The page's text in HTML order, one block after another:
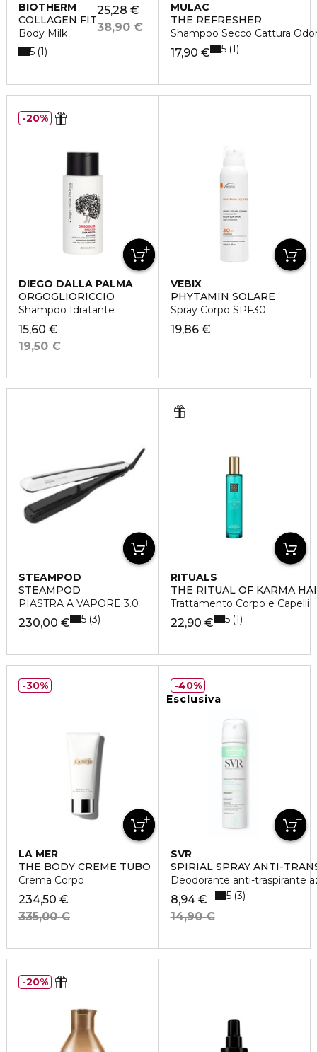
BIOTHERM
COLLAGEN FIT
Body Milk
25,28 €
38,90 €
5 1
MULAC
THE REFRESHER
Shampoo Secco Cattura
17,90 € 5 1
DIEGO DALLA PALMA
ORGOGLIORICCIO
Shampoo Idratante
15,60 €
19,50 €
20%
VEBIX
PHYTAMIN SOLARE
Spray Corpo SPF30
19,86 €
STEAMPOD
STEAMPOD
PIASTRA A VAPORE 3.0
230,00 € 5 3
RITUALS
THE RITUAL OF KARMA
Trattamento Corpo e Capelli
22,90 € 5 1
LA MER
THE BODY CRÈME TUBO
Crema Corpo
234,50 €
335,00 €
30%
Esclusiva
SVR
SPIRIAL SPRAY ANTI-
Deodorante anti-traspirante
8,94 €
14,90 €
5 3
40%
20%